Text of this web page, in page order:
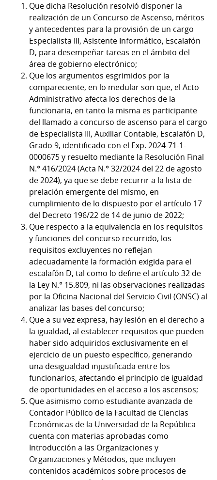
Que dicha Resolución resolvió disponer la
realización de un Concurso de Ascenso, méritos
y antecedentes para la provisión de un cargo
Especialista III, Asistente Informático, Escalafón
D, para desempeñar tareas en el ámbito del
área de gobierno electrónico;
Que los argumentos esgrimidos por la
compareciente, en lo medular son que, el Acto
Administrativo afecta los derechos de la
funcionaria, en tanto la misma es participante
del llamado a concurso de ascenso para el cargo
de Especialista III, Auxiliar Contable, Escalafón D,
Grado 9, identificado con el Exp. 2024-71-1-
0000675 y resuelto mediante la Resolución Final
N.° 416/2024 (Acta N.° 32/2024 del 22 de agosto
de 2024), ya que se debe recurrir a la lista de
prelación emergente del mismo, en
cumplimiento de lo dispuesto por el artículo 17
del Decreto 196/22 de 14 de junio de 2022;
Que respecto a la equivalencia en los requisitos
y funciones del concurso recurrido, los
requisitos excluyentes no reflejan
adecuadamente la formación exigida para el
escalafón D, tal como lo define el artículo 32 de
la Ley N.° 15.809, ni las observaciones realizadas
por la Oficina Nacional del Servicio Civil (ONSC) al
analizar las bases del concurso;
Que a su vez expresa, hay lesión en el derecho a
la igualdad, al establecer requisitos que pueden
haber sido adquiridos exclusivamente en el
ejercicio de un puesto específico, generando
una desigualdad injustificada entre los
funcionarios, afectando el principio de igualdad
de oportunidades en el acceso a los ascensos;
Que asimismo como estudiante avanzada de
Contador Público de la Facultad de Ciencias
Económicas de la Universidad de la República
cuenta con materias aprobadas como
Introducción a las Organizaciones y
Organizaciones y Métodos, que incluyen
contenidos académicos sobre procesos de